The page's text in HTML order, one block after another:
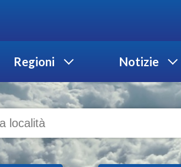
Regioni Notizie